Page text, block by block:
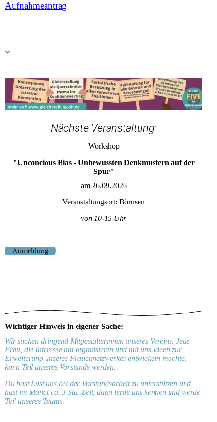
Aufnahmeantrag
Nächste Veranstaltung:
Workshop
"Unconcious Bias - Unbewussten Denkmustern auf der
Spur"
am 26.09.2026
Veranstaltungsort: Börnsen
von 10-15 Uhr
Anmeldung
Wichtiger Hinweis in eigener Sache:
Wir suchen dringend Mitgestalterinnen unseres Vereins. Jede
Frau, die Interesse am organisieren und mit uns Ideen zur
Erweiterung unseres Frauennetzwerkes entwickeln möchte,
kann Teil unseres Vorstands werden.
Du hast Lust uns bei der Vorstandsarbeit zu unterstützen und
hast im Monat ca. 3 Std. Zeit, dann lerne uns kennen und werde
Teil unseres Teams.